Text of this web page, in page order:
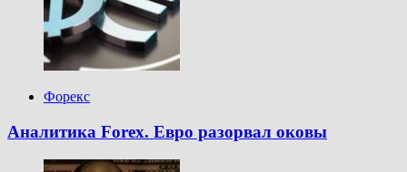
Форекс
Аналитика Forex. Евро разорвал оковы